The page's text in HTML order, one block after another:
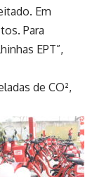
Em
Para
EPT”,
de CO²,